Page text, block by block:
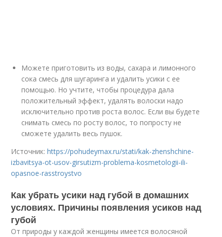
Можете приготовить из воды, сахара и лимонного
сока смесь для шугаринга и удалить усики с ее
помощью. Но учтите, чтобы процедура дала
положительный эффект, удалять волоски надо
исключительно против роста волос. Если вы будете
снимать смесь по росту волос, то попросту не
сможете удалить весь пушок.
Источник:https://pohudeymax.ru/stati/kak-zhenshchine-
izbavitsya-ot-usov-girsutizm-problema-kosmetologii-ili-
opasnoe-rasstroystvo
Как убрать усики над губой в домашних
условиях. Причины появления усиков над
губой
От природы у каждой женщины имеется волосяной